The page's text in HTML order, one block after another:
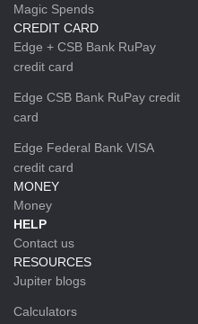
Magic Spends
CREDIT CARD
Edge + CSB Bank RuPay
credit card
Edge CSB Bank RuPay credit
card
Edge Federal Bank VISA
credit card
MONEY
Money
HELP
Contact us
RESOURCES
Jupiter blogs
Calculators